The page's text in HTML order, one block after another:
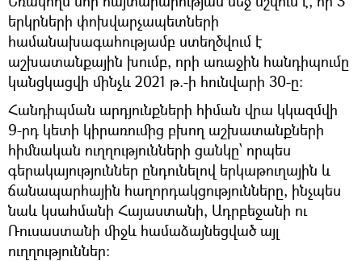
երկրների փոխվարչապետների
համանախագահությամբ ստեղծվում է
աշխատանքային խումբ, որի առաջին հանդիպումը
կանցկացվի մինչև 2021 թ.-ի հունվարի 30-ը։
Հանդիպման արդյունքների հիման վրա կկազմվի
9-րդ կետի կիրառումից բխող աշխատանքների
հիմնական ուղղությունների ցանկը՝ որպես
գերակայություններ ընդունելով երկաթուղային և
ճանապարհային հաղորդակցությունները, ինչպես
նաև կսահմանի Հայաստանի, Ադրբեջանի ու
Ռուսաստանի միջև համաձայնեցված այլ
ուղղություններ: